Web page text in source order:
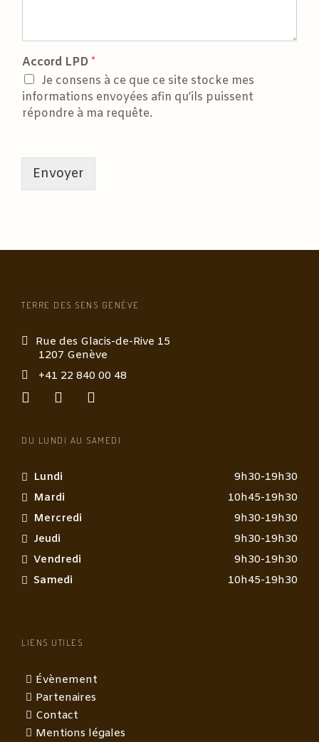
Accord LPD *
Je consens à ce que ce site stocke mes
informations envoyées afin qu’ils puissent
répondre à ma requête.
Envoyer
TERRE DES SENS GENÈVE
Rue des Glacis-de-Rive 15
1207 Genève
+41 22 840 00 48
DU LUNDI AU SAMEDI
Lundi
9h30-19h30
Mardi
10h45-19h30
Mercredi
9h30-19h30
Jeudi
9h30-19h30
Vendredi
9h30-19h30
Samedi
10h45-19h30
LIENS UTILES
Évènement
Partenaires
Contact
Mentions légales